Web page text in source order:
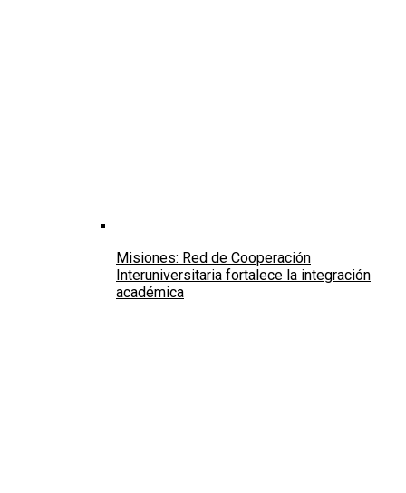
Misiones: Red de Cooperación
Interuniversitaria fortalece la integración
académica